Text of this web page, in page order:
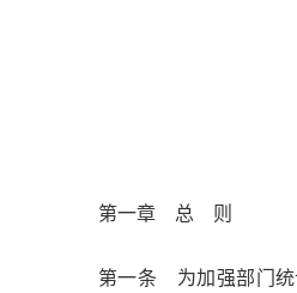
第一章 总 则
第一条 为加强部门统